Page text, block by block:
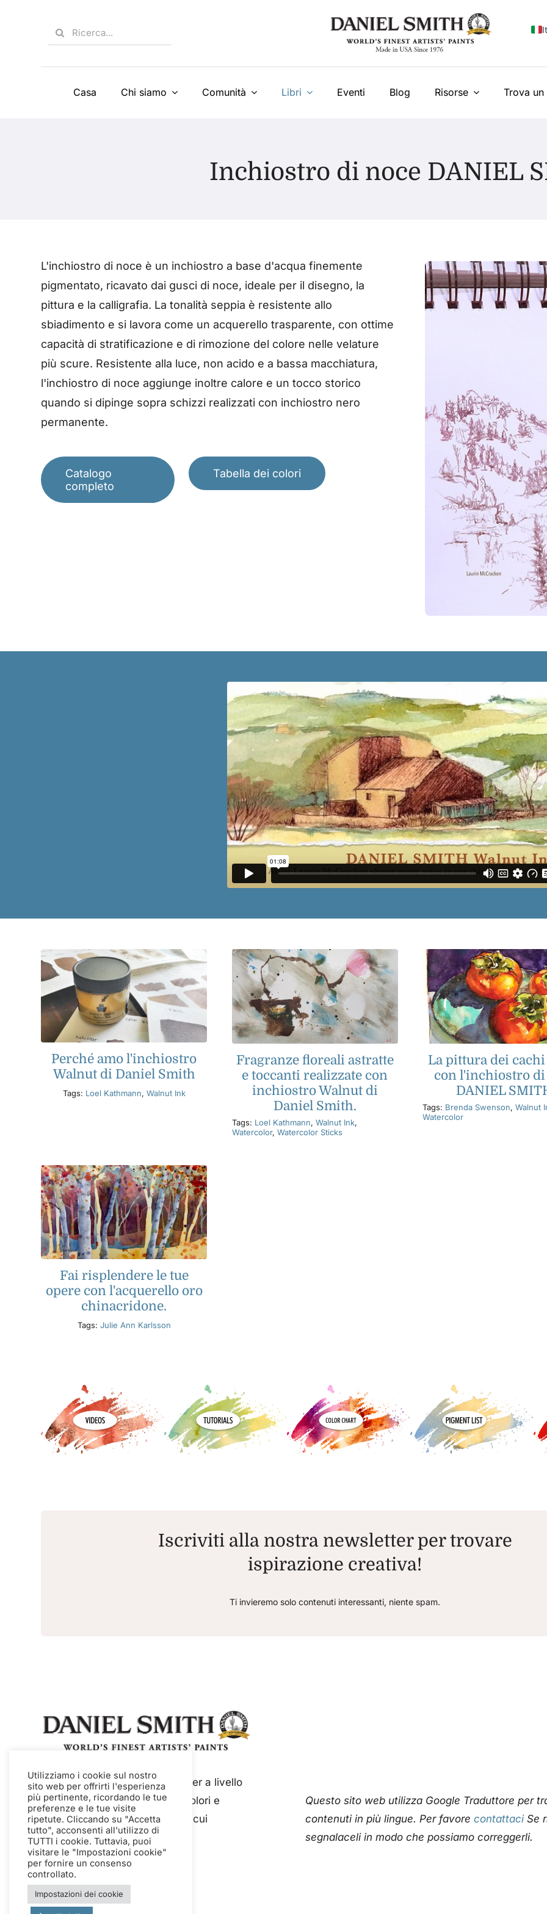
Search
for:
Casa Chi siamo Comunità Libri Eventi Blog Risorse Trova
Inchiostro di noce DANIEL
L'inchiostro di noce è un inchiostro a base d'acqua finemente
pigmentato, ricavato dai gusci di noce, ideale per il disegno, la
pittura e la calligrafia. La tonalità seppia è resistente allo
sbiadimento e si lavora come un acquerello trasparente, con ottime
capacità di stratificazione e di rimozione del colore nelle velature
più scure. Resistente alla luce, non acido e a bassa macchiatura,
l'inchiostro di noce aggiunge inoltre calore e un tocco storico
quando si dipinge sopra schizzi realizzati con inchiostro nero
permanente.
Catalogo
completo
Tabella dei colori
Perché amo l'inchiostro
Walnut di Daniel Smith
Tags: Loel Kathmann, Walnut Ink
Fragranze floreali astratte
e toccanti realizzate con
inchiostro Walnut di
Daniel Smith.
Tags: Loel Kathmann, Walnut Ink,
Watercolor, Watercolor Sticks
La pittura dei
con l'inchiostro di
DANIEL
Tags: Brenda Swenson, Walnut
Watercolor
Fai risplendere le tue
opere con l'acquerello oro
chinacridone.
Tags: Julie Ann Karlsson
Iscriviti alla nostra newsletter per trovare
ispirazione creativa!
Ti invieremo solo contenuti interessanti, niente spam.
Daniel Smith è un'azienda leader a livello
mondiale nella produzione di colori e
medium di qualità artistica, tra cui
acquerelli e guazzo.
Questo sito web utilizza Google Traduttore per
contenuti in più lingue. Per favorecontattaciSe
segnalaceli in modo che possiamo correggerli.
Utilizziamo i cookie sul nostro
sito web per offrirti l'esperienza
più pertinente, ricordando le tue
preferenze e le tue visite
ripetute. Cliccando su "Accetta
tutto", acconsenti all'utilizzo di
TUTTI i cookie. Tuttavia, puoi
visitare le "Impostazioni cookie"
per fornire un consenso
controllato.
Impostazioni dei cookie